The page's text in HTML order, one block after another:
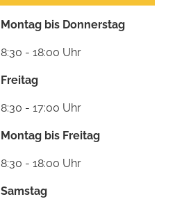
Montag bis Donnerstag
8:30 - 18:00 Uhr
Freitag
8:30 - 17:00 Uhr
Montag bis Freitag
8:30 - 18:00 Uhr
Samstag